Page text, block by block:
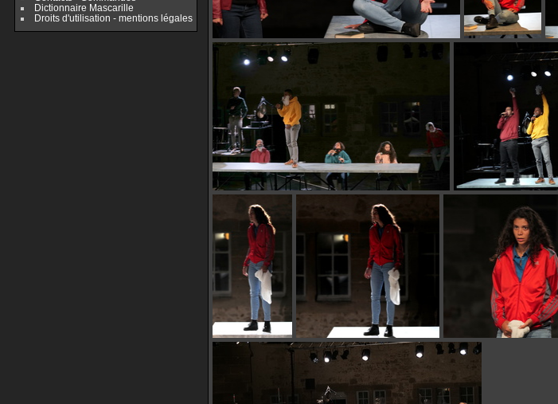
Dictionnaire Mascarille
Droits d'utilisation - mentions légales